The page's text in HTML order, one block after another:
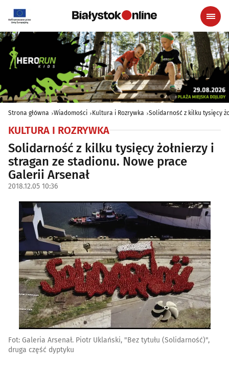
Strona główna Wiadomości Kultura i Rozrywka Solidarność z kilku tysięcy
KULTURA I ROZRYWKA
Solidarność z kilku tysięcy żołnierzy i
stragan ze stadionu. Nowe prace
Galerii Arsenał
2018.12.05 10:36
Fot: Galeria Arsenał. Piotr Uklański, "Bez tytułu (Solidarność)",
druga część dyptyku